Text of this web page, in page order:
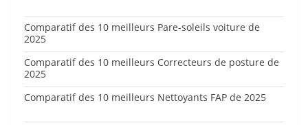
Comparatif des 10 meilleurs Pare-soleils voiture de
2025
Comparatif des 10 meilleurs Correcteurs de posture de
2025
Comparatif des 10 meilleurs Nettoyants FAP de 2025